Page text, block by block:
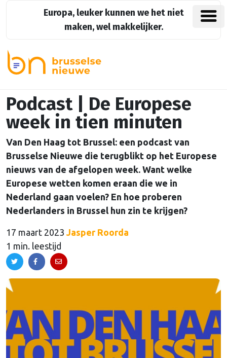
Europa, leuker kunnen we het niet
maken, wel makkelijker.
Podcast | De Europese
week in tien minuten
Van Den Haag tot Brussel: een podcast van
Brusselse Nieuwe die terugblikt op het Europese
nieuws van de afgelopen week. Want welke
Europese wetten komen eraan die we in
Nederland gaan voelen? En hoe proberen
Nederlanders in Brussel hun zin te krijgen?
17 maart 2023 Jasper Roorda
1 min. leestijd